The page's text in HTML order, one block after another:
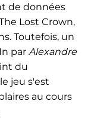
de données
Lost Crown,
Toutefois, un
par Alexandre
du
jeu s'est
au cours